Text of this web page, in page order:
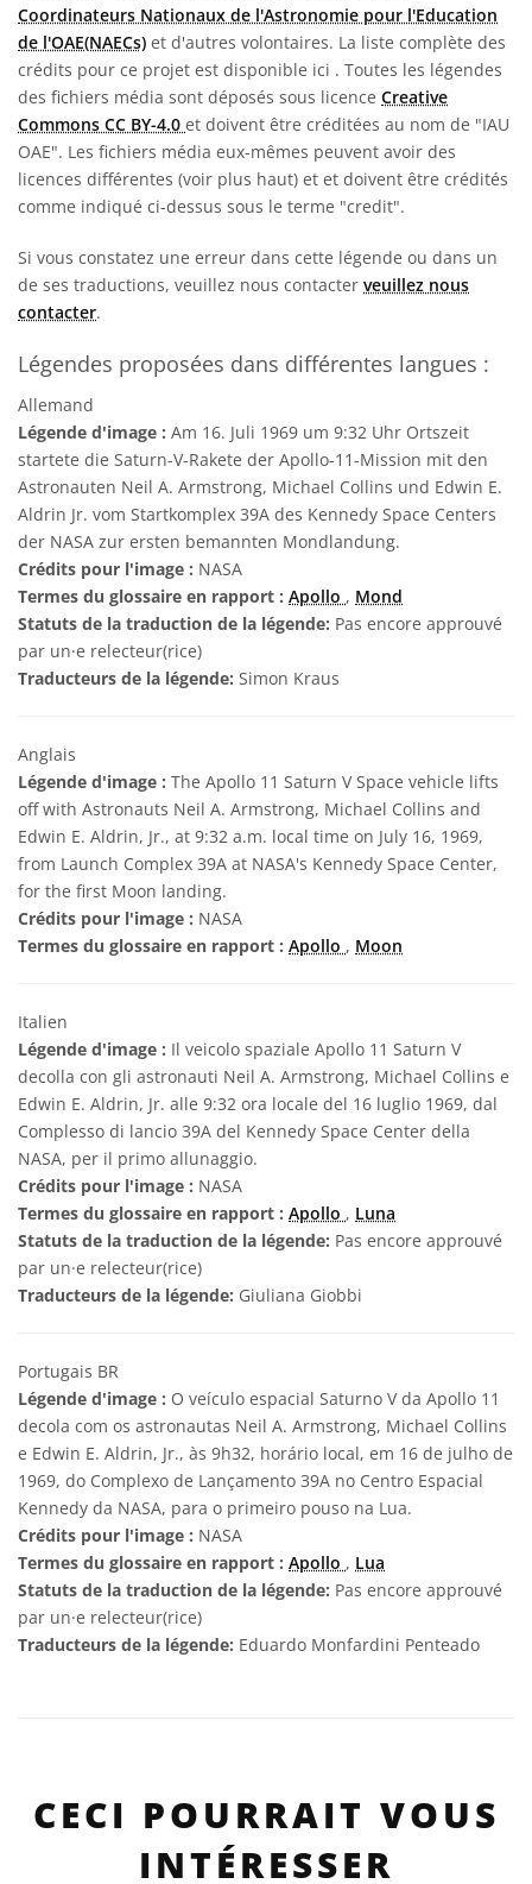
Coordinateurs Nationaux de l'Astronomie pour l'Education
de l'OAE(NAECs) et d'autres volontaires. La liste complète des
crédits pour ce projet est disponible ici . Toutes les légendes
des fichiers média sont déposés sous licence Creative
Commons CC BY-4.0 et doivent être créditées au nom de "IAU
OAE". Les fichiers média eux-mêmes peuvent avoir des
licences différentes (voir plus haut) et et doivent être crédités
comme indiqué ci-dessus sous le terme "credit".
Si vous constatez une erreur dans cette légende ou dans un
de ses traductions, veuillez nous contacter veuillez nous
contacter.
Légendes proposées dans différentes langues :
Allemand
Légende d'image : Am 16. Juli 1969 um 9:32 Uhr Ortszeit
startete die Saturn-V-Rakete der Apollo-11-Mission mit den
Astronauten Neil A. Armstrong, Michael Collins und Edwin E.
Aldrin Jr. vom Startkomplex 39A des Kennedy Space Centers
der NASA zur ersten bemannten Mondlandung.
Crédits pour l'image : NASA
Termes du glossaire en rapport : Apollo , Mond
Statuts de la traduction de la légende: Pas encore approuvé
par un·e relecteur(rice)
Traducteurs de la légende: Simon Kraus
Anglais
Légende d'image : The Apollo 11 Saturn V Space vehicle lifts
off with Astronauts Neil A. Armstrong, Michael Collins and
Edwin E. Aldrin, Jr., at 9:32 a.m. local time on July 16, 1969,
from Launch Complex 39A at NASA's Kennedy Space Center,
for the first Moon landing.
Crédits pour l'image : NASA
Termes du glossaire en rapport : Apollo , Moon
Italien
Légende d'image : Il veicolo spaziale Apollo 11 Saturn V
decolla con gli astronauti Neil A. Armstrong, Michael Collins e
Edwin E. Aldrin, Jr. alle 9:32 ora locale del 16 luglio 1969, dal
Complesso di lancio 39A del Kennedy Space Center della
NASA, per il primo allunaggio.
Crédits pour l'image : NASA
Termes du glossaire en rapport : Apollo , Luna
Statuts de la traduction de la légende: Pas encore approuvé
par un·e relecteur(rice)
Traducteurs de la légende: Giuliana Giobbi
Portugais BR
Légende d'image : O veículo espacial Saturno V da Apollo 11
decola com os astronautas Neil A. Armstrong, Michael Collins
e Edwin E. Aldrin, Jr., às 9h32, horário local, em 16 de julho de
1969, do Complexo de Lançamento 39A no Centro Espacial
Kennedy da NASA, para o primeiro pouso na Lua.
Crédits pour l'image : NASA
Termes du glossaire en rapport : Apollo , Lua
Statuts de la traduction de la légende: Pas encore approuvé
par un·e relecteur(rice)
Traducteurs de la légende: Eduardo Monfardini Penteado
CECI POURRAIT VOUS
INTÉRESSER